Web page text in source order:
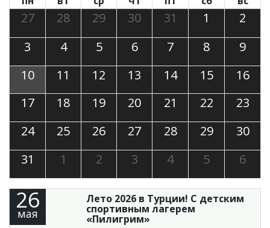
27 28 29 30 31 1
2
3
4 5 6 7 8
9
10
11 12 13 14 15
16
17
18 19 20 21 22
23
24
25 26 27 28 29
30
31
1 2 3 4 5 6
26
мая
Лето 2026 в Турции! С детским
спортивным лагерем
«Пилигрим»